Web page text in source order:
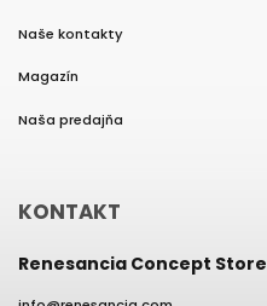
Naše kontakty
Magazín
Naša predajňa
KONTAKT
Renesancia Concept Store